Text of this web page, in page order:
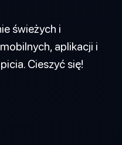
świeżych i
aplikacji i
Cieszyć się!